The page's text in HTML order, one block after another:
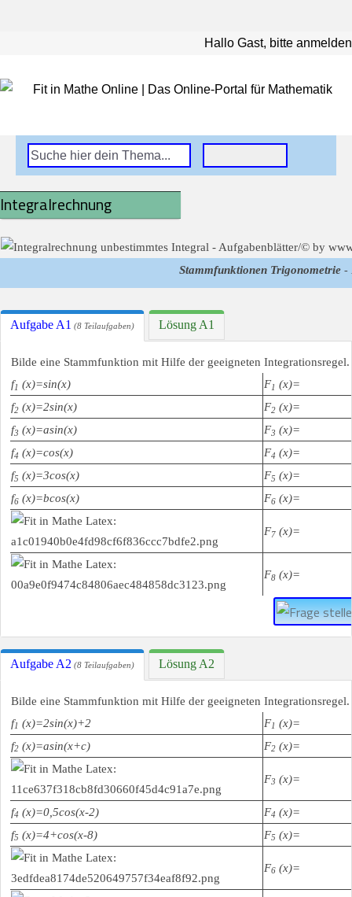
Hallo Gast, bitte anmelden
Integralrechnung
Stammfunktionen Trigonometrie -
Aufgabe A1 (8 Teilaufgaben) Lösung A1
Bilde eine Stammfunktion mit Hilfe der geeigneten Integrationsregel.
f1 (x)=sin(x) F1 (x)=
f2 (x)=2sin(x) F2 (x)=
f3 (x)=asin(x) F3 (x)=
f4 (x)=cos(x) F4 (x)=
f5 (x)=3cos(x) F5 (x)=
f6 (x)=bcos(x) F6 (x)=
F7 (x)=
F8 (x)=
Aufgabe A2 (8 Teilaufgaben) Lösung A2
Bilde eine Stammfunktion mit Hilfe der geeigneten Integrationsregel.
f1 (x)=2sin(x)+2 F1 (x)=
f2 (x)=asin(x+c) F2 (x)=
F3 (x)=
f4 (x)=0,5cos(x-2) F4 (x)=
f5 (x)=4+cos(x-8) F5 (x)=
F6 (x)=